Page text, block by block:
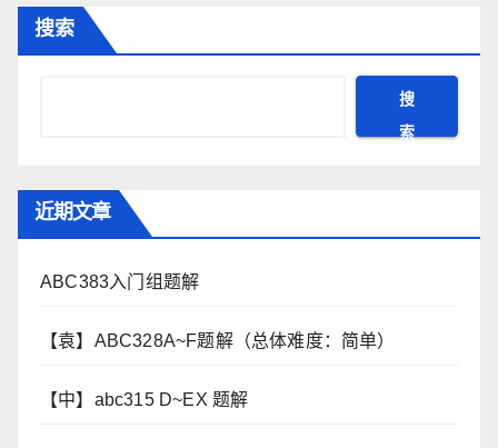
搜索
搜
索
近期文章
ABC383入门组题解
【袁】ABC328A~F题解（总体难度：简单）
【中】abc315 D~EX 题解